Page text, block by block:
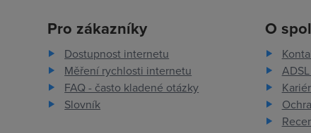
Pro zákazníky
Dostupnost internetu
Měření rychlosti internetu
FAQ - často kladené otázky
Slovník
O